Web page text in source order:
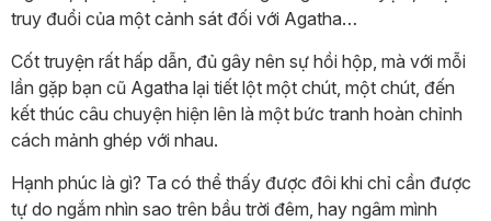
truy đuổi của một cảnh sát đối với Agatha…
Cốt truyện rất hấp dẫn, đủ gây nên sự hồi hộp, mà với mỗi
lần gặp bạn cũ Agatha lại tiết lột một chút, một chút, đến
kết thúc câu chuyện hiện lên là một bức tranh hoàn chỉnh
cách mảnh ghép với nhau.
Hạnh phúc là gì? Ta có thể thấy được đôi khi chỉ cần được
tự do ngắm nhìn sao trên bầu trời đêm, hay ngâm mình